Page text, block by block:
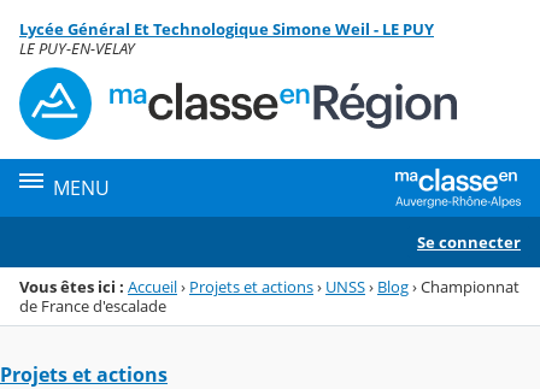
Menu de la rubrique
Contenu
Lycée Général Et Technologique Simone Weil - LE PUY
LE PUY-EN-VELAY
MENU
Se connecter
Vous êtes ici : Accueil› Projets et actions› UNSS› Blog›Championnat
de France d'escalade
Projets et actions